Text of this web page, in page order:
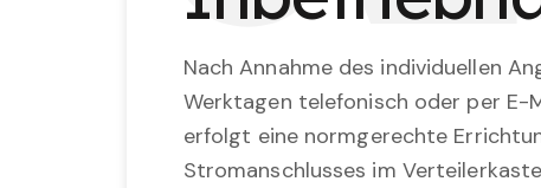
Nach Annahme des individuellen
Werktagen telefonisch oder per E-
erfolgt eine normgerechte
Stromanschlusses im